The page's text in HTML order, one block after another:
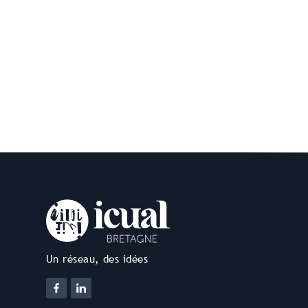
Un réseau, des idées